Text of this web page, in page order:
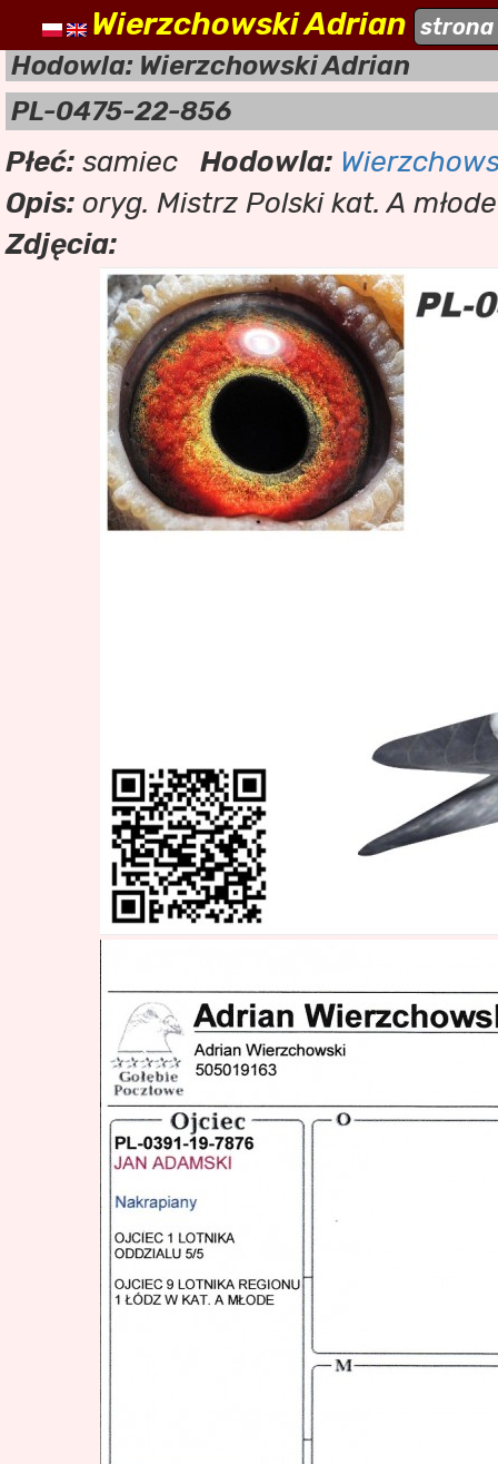
naszehodowle.pl
Wierzchowski Adrian strona
Hodowla: Wierzchowski Adrian
PL-0475-22-856
Płeć: samiec Hodowla:
Opis: oryg. Mistrz Polski kat. A
Zdjęcia: